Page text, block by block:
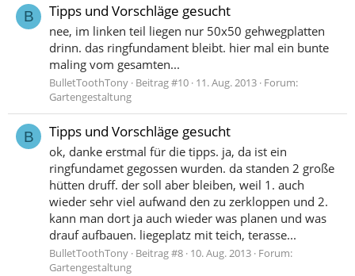
B Tipps und Vorschläge gesucht
nee, im linken teil liegen nur 50x50 gehwegplatten
drinn. das ringfundament bleibt. hier mal ein bunte
maling vom gesamten...
BulletToothTony Beitrag #10 11. Aug. 2013 Forum:
Gartengestaltung
B Tipps und Vorschläge gesucht
ok, danke erstmal für die tipps. ja, da ist ein
ringfundamet gegossen wurden. da standen 2 große
hütten druff. der soll aber bleiben, weil 1. auch
wieder sehr viel aufwand den zu zerkloppen und 2.
kann man dort ja auch wieder was planen und was
drauf aufbauen. liegeplatz mit teich, terasse...
BulletToothTony Beitrag #8 10. Aug. 2013 Forum:
Gartengestaltung